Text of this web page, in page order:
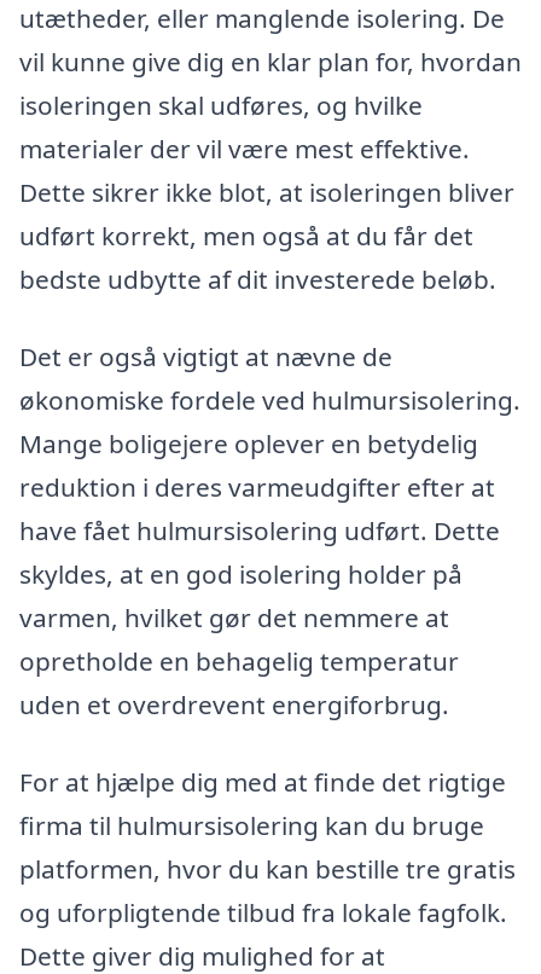
utætheder, eller manglende isolering. De
vil kunne give dig en klar plan for, hvordan
isoleringen skal udføres, og hvilke
materialer der vil være mest effektive.
Dette sikrer ikke blot, at isoleringen bliver
udført korrekt, men også at du får det
bedste udbytte af dit investerede beløb.
Det er også vigtigt at nævne de
økonomiske fordele ved hulmursisolering.
Mange boligejere oplever en betydelig
reduktion i deres varmeudgifter efter at
have fået hulmursisolering udført. Dette
skyldes, at en god isolering holder på
varmen, hvilket gør det nemmere at
opretholde en behagelig temperatur
uden et overdrevent energiforbrug.
For at hjælpe dig med at finde det rigtige
firma til hulmursisolering kan du bruge
platformen, hvor du kan bestille tre gratis
og uforpligtende tilbud fra lokale fagfolk.
Dette giver dig mulighed for at